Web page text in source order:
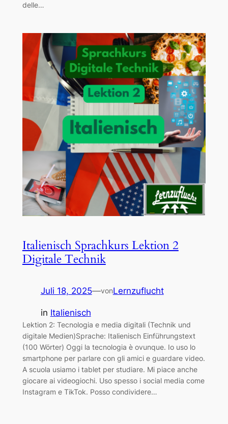
delle…
Italienisch Sprachkurs Lektion 2
Digitale Technik
Juli 18, 2025—vonLernzuflucht
in Italienisch
Lektion 2: Tecnologia e media digitali (Technik und
digitale Medien)Sprache: Italienisch Einführungstext
(100 Wörter) Oggi la tecnologia è ovunque. Io uso lo
smartphone per parlare con gli amici e guardare video.
A scuola usiamo i tablet per studiare. Mi piace anche
giocare ai videogiochi. Uso spesso i social media come
Instagram e TikTok. Posso condividere…